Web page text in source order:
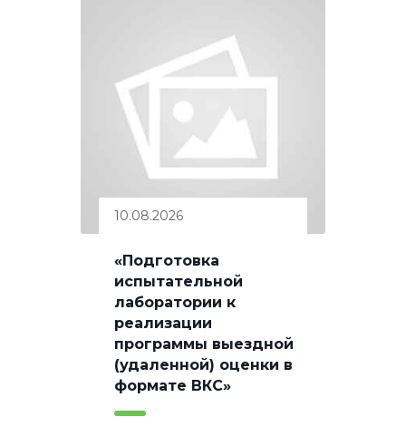
10.08.2026
«Подготовка
испытательной
лаборатории к
реализации
программы выездной
(удаленной) оценки в
формате ВКС»